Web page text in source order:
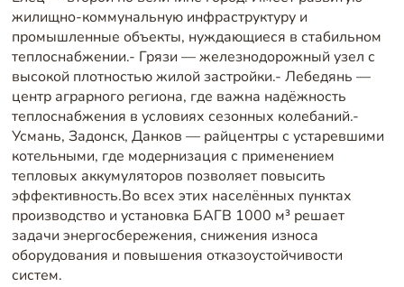
жилищно-коммунальную инфраструктуру и
промышленные объекты, нуждающиеся в стабильном
теплоснабжении.- Грязи — железнодорожный узел с
высокой плотностью жилой застройки.- Лебедянь —
центр аграрного региона, где важна надёжность
теплоснабжения в условиях сезонных колебаний.-
Усмань, Задонск, Данков — райцентры с устаревшими
котельными, где модернизация с применением
тепловых аккумуляторов позволяет повысить
эффективность.Во всех этих населённых пунктах
производство и установка БАГВ 1000 м³ решает
задачи энергосбережения, снижения износа
оборудования и повышения отказоустойчивости
систем.